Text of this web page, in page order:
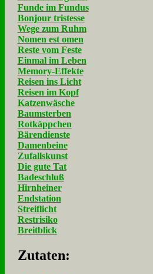
Funde im Fundus
Bonjour tristesse
Wege zum Ruhm
Nomen est omen
Reste vom Feste
Einmal im Leben
Memory-Effekte
Reisen ins Licht
Reisen im Kopf
Katzenwäsche
Baumsterben
Rotkäppchen
Bärendienste
Damenbeine
Zufallskunst
Die gute Tat
Badeschluß
Hirnheiner
Endstation
Streiflicht
Restrisiko
Breitblick
Zu­ta­ten: